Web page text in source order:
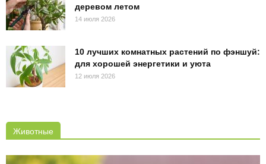
деревом летом
14 июля 2026
10 лучших комнатных растений по фэншуй:
для хорошей энергетики и уюта
12 июля 2026
Животные